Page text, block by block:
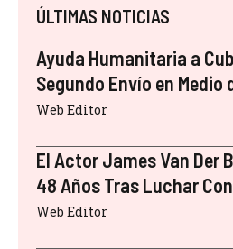
ÚLTIMAS NOTICIAS
Ayuda Humanitaria a
Segundo Envío en Medio
Web Editor
El Actor James Van Der
48 Años Tras Luchar
Web Editor